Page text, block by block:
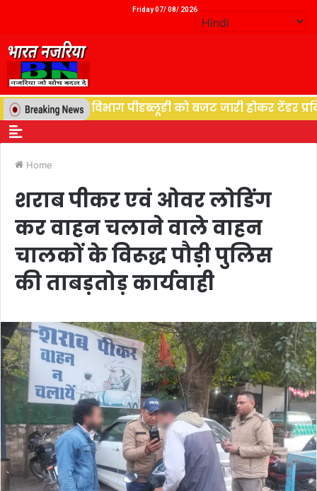
Friday 07/ 08/ 2026
विद्युत विभाग पीडब्लूडी को बजट जारी होकर टेंडर
Home
शराब पीकर एवं ओवर लोडिंग
कर वाहन चलाने वाले वाहन
चालकों के विरूद्ध पौड़ी पुलिस
की ताबड़तोड़ कार्यवाही